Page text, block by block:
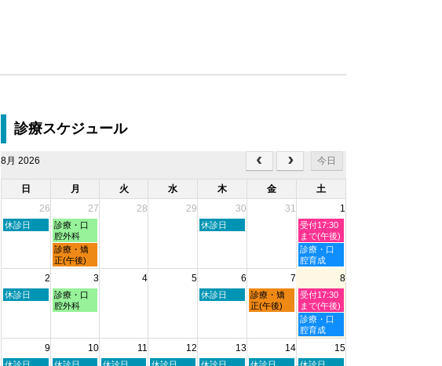
診療スケジュール
8月 2026 今日
日 月 火 水 木 金
土
26
27 28 29 30 31 1
日
月
2026
休診日
月
曜
日,
7
月
2026
診療・口
腔外科
木
月
2026
休診日
土
曜
日,
8
月
2026
受付17:30
まで(午後)
月
曜
日,
月
27th
2026
診療・矯
正(午後)
土
曜
日,
月
1st
2026
診療・口
腔育成
2 3 4 5 6 7 8
日
月
2026
休診日
月
曜
月
2026
診療・口
腔外科
木
月
2026
休診日
金
曜
月
2026
診療・矯
正(午後)
土
曜
日,
8
月
2026
受付17:30
まで(午後)
土
曜
日,
月
診療・口
腔育成
9 10 11 12 13 14 15
日
月
火
水
木
金
土